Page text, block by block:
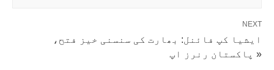
NEXT
ایشیا کپ فائنل: بھارت کی سنسنی خیز فتح،
پاکستان رنرز اپ »